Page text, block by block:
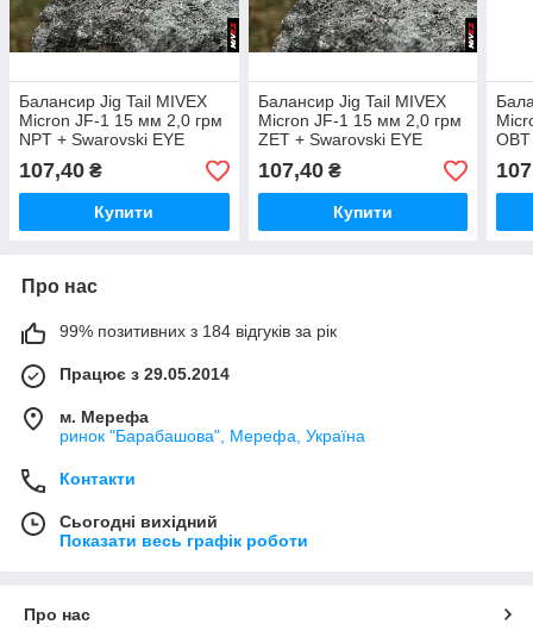
Балансир Jig Tail MIVEX
Micron JF-1 15 мм 2,0 грм
NPT + Swarovski EYE
107,40 ₴
Купити
Балансир Jig Tail MIVEX
Micron JF-1 15 мм 2,0 грм
ZET + Swarovski EYE
107,40₴
Купити
Про нас
99% позитивних з 184 відгуків за рік
Працює з 29.05.2014
м. Мерефа
ринок "Барабашова", Мерефа, Україна
Контакти
Сьогодні вихідний
Показати весь графік роботи
Про нас